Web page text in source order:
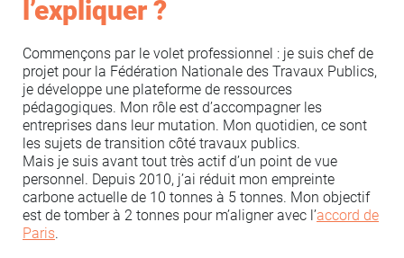
l’expliquer ?
Commençons par le volet professionnel : je suis chef de
projet pour la Fédération Nationale des Travaux Publics,
je développe une plateforme de ressources
pédagogiques. Mon rôle est d’accompagner les
entreprises dans leur mutation. Mon quotidien, ce sont
les sujets de transition côté travaux publics.
Mais je suis avant tout très actif d’un point de vue
personnel. Depuis 2010, j’ai réduit mon empreinte
carbone actuelle de 10 tonnes à 5 tonnes. Mon objectif
est de tomber à 2 tonnes pour m’aligner avec l’accord de
Paris.